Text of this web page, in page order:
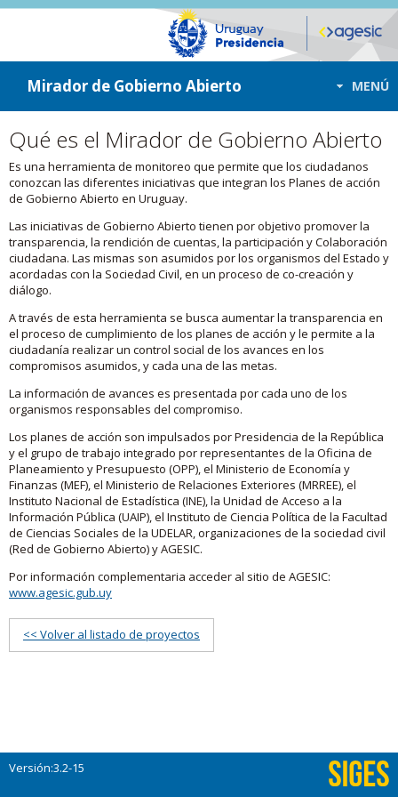
ir a contenido
ir al menú
Mirador de Gobierno Abierto MENÚ
Qué es el Mirador de Gobierno Abierto
Es una herramienta de monitoreo que permite que los ciudadanos
conozcan las diferentes iniciativas que integran los Planes de acción
de Gobierno Abierto en Uruguay.
Las iniciativas de Gobierno Abierto tienen por objetivo promover la
transparencia, la rendición de cuentas, la participación y Colaboración
ciudadana. Las mismas son asumidos por los organismos del Estado y
acordadas con la Sociedad Civil, en un proceso de co-creación y
diálogo.
A través de esta herramienta se busca aumentar la transparencia en
el proceso de cumplimiento de los planes de acción y le permite a la
ciudadanía realizar un control social de los avances en los
compromisos asumidos, y cada una de las metas.
La información de avances es presentada por cada uno de los
organismos responsables del compromiso.
Los planes de acción son impulsados por Presidencia de la República
y el grupo de trabajo integrado por representantes de la Oficina de
Planeamiento y Presupuesto (OPP), el Ministerio de Economía y
Finanzas (MEF), el Ministerio de Relaciones Exteriores (MRREE), el
Instituto Nacional de Estadística (INE), la Unidad de Acceso a la
Información Pública (UAIP), el Instituto de Ciencia Política de la Facultad
de Ciencias Sociales de la UDELAR, organizaciones de la sociedad civil
(Red de Gobierno Abierto) y AGESIC.
Por información complementaria acceder al sitio de AGESIC:
www.agesic.gub.uy
<< Volver al listado de proyectos
Versión:3.2-15